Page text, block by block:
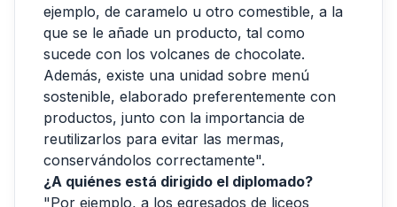
ejemplo, de caramelo u otro comestible, a la
que se le añade un producto, tal como
sucede con los volcanes de chocolate.
Además, existe una unidad sobre menú
sostenible, elaborado preferentemente con
productos, junto con la importancia de
reutilizarlos para evitar las mermas,
conservándolos correctamente".
¿A quiénes está dirigido el diplomado?
"Por ejemplo, a los egresados de liceos